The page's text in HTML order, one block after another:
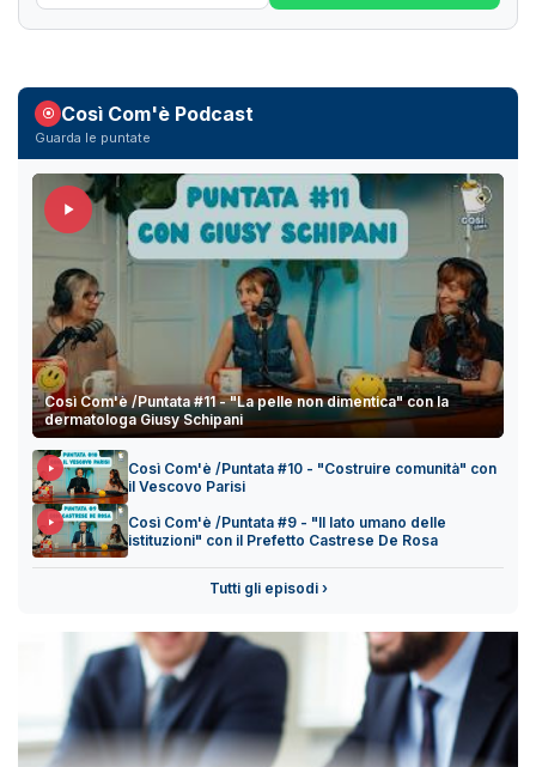
Così Com'è Podcast
Guarda le puntate
Così Com'è /Puntata #11 - "La pelle non dimentica" con la
dermatologa Giusy Schipani
Così Com'è /Puntata #10 - "Costruire comunità" con
il Vescovo Parisi
Così Com'è /Puntata #9 - "Il lato umano delle
istituzioni" con il Prefetto Castrese De Rosa
Tutti gli episodi ›